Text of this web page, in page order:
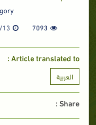
:
7093
13
Article translated to :
العربية
Share :